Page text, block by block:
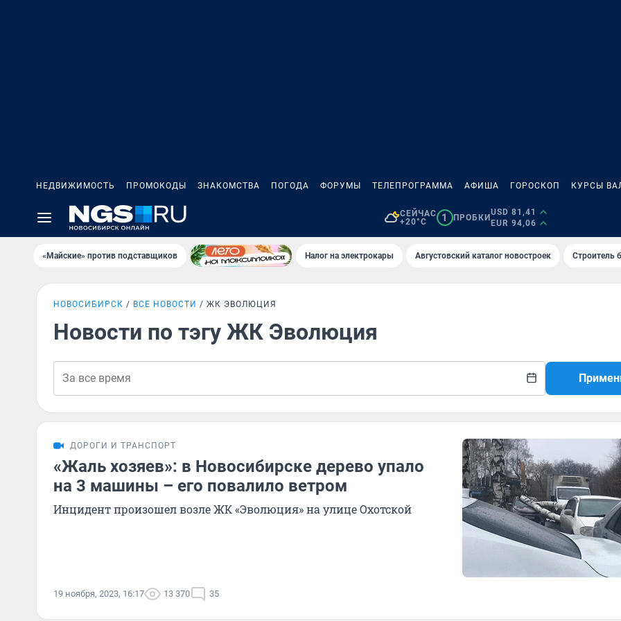
НЕДВИЖИМОСТЬ ПРОМОКОДЫ ЗНАКОМСТВА ПОГОДА ФОРУМЫ ТЕЛЕПРОГРАММА АФИША ГОРОСКОП КУРСЫ
СЕЙЧАС
+20°C
1 ПРОБКИ
USD 81,41
EUR 94,06
«Майские» против подставщиков Налог на электрокары Августовский каталог новостроек Строитель
НОВОСИБИРСК ВСЕ НОВОСТИ ЖК ЭВОЛЮЦИЯ
Новости по тэгу ЖК Эволюция
ДОРОГИ И ТРАНСПОРТ
«Жаль хозяев»: в Новосибирске дерево упало
на 3 машины – его повалило ветром
Инцидент произошел возле ЖК «Эволюция» на улице Охотской
19 ноября, 2023, 16:17 13 370 35